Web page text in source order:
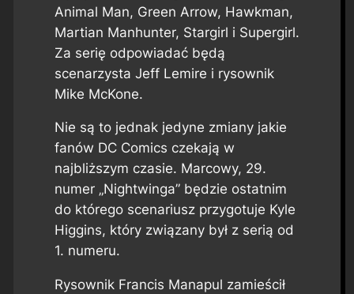
Animal Man, Green Arrow, Hawkman,
Martian Manhunter, Stargirl i Supergirl.
Za serię odpowiadać będą
scenarzysta Jeff Lemire i rysownik
Mike McKone.
Nie są to jednak jedyne zmiany jakie
fanów DC Comics czekają w
najbliższym czasie. Marcowy, 29.
numer „Nightwinga” będzie ostatnim
do którego scenariusz przygotuje Kyle
Higgins, który związany był z serią od
1. numeru.
Rysownik Francis Manapul zamieścił